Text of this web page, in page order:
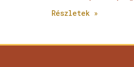
Részletek »